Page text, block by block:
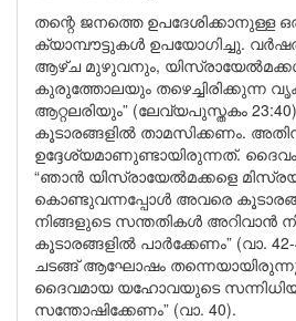
തന്റെ ജനത്തെ ഉപദേശിക്കാനുള്ള
ക്യാമ്പൗട്ടുകൾ ഉപയോഗിച്ചു.
ആഴ്ച മുഴുവനും,
കുരുത്തോലയും തഴെച്ചിരിക്കുന്ന
ആറ്റലരിയും” (ലേവ്യപുസ്തകം 23:40)
കൂടാരങ്ങളിൽ താമസിക്കണം.
ഉദ്ദേശ്യമാണുണ്ടായിരുന്നത്.
“ഞാൻ യിസ്രായേൽമക്കളെ
കൊണ്ടുവന്നപ്പോൾ അവരെ
നിങ്ങളുടെ സന്തതികൾ അറിവാൻ
കൂടാരങ്ങളിൽ പാർക്കേണം” (വാ.
ചടങ്ങ് ആഘോഷം തന്നെയായിരുന്നു.
ദൈവമായ യഹോവയുടെ
സന്തോഷിക്കേണം” (വാ. 40).